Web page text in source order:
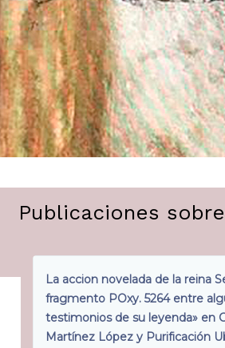
Publicaciones
La accion novelada de la reina
fragmento POxy. 5264 entre
testimonios de su leyenda» en
Martínez López y Purificación